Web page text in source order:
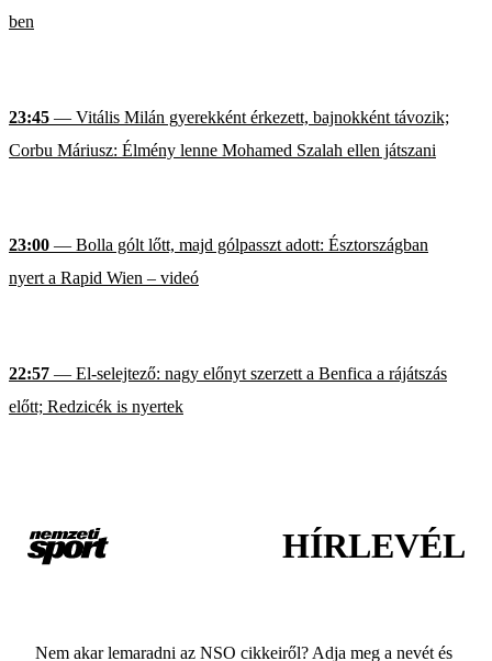
ben
23:45 — Vitális Milán gyerekként érkezett, bajnokként távozik;
Corbu Máriusz: Élmény lenne Mohamed Szalah ellen játszani
23:00 — Bolla gólt lőtt, majd gólpasszt adott: Észtországban
nyert a Rapid Wien – videó
22:57 — El-selejtező: nagy előnyt szerzett a Benfica a rájátszás
előtt; Redzicék is nyertek
HÍRLEVÉL
Nem akar lemaradni az NSO cikkeiről? Adja meg a nevét és